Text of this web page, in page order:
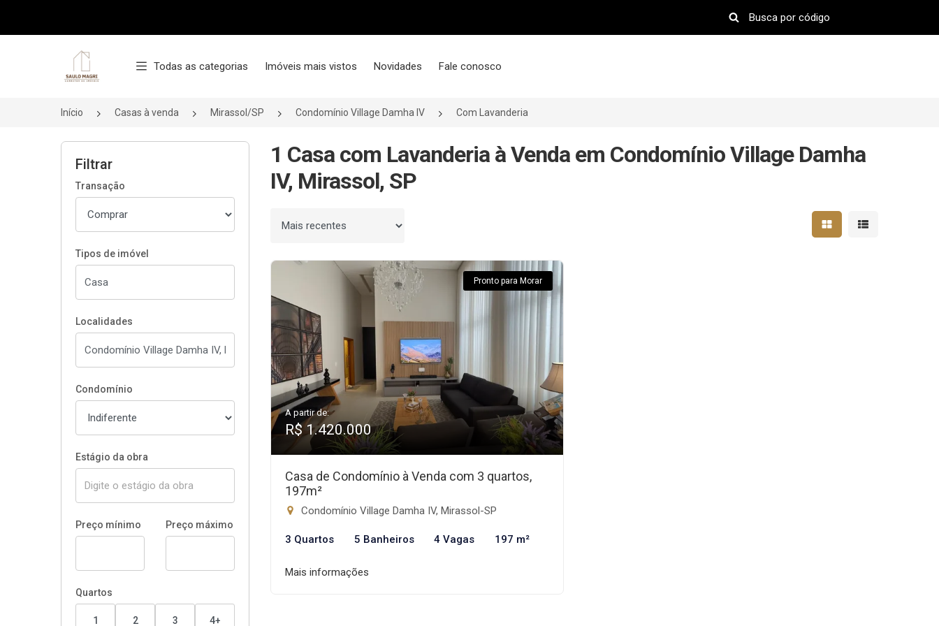
Página inicial
Todas as categorias Imóveis mais vistos Novidades Fale conosco
Início Casas à venda Mirassol/SP Condomínio Village Damha IV Com Lavanderia
Filtrar
Transação
Tipos de imóvel
Localidades
Condomínio
Estágio da obra
Preço mínimo Preço máximo
Quartos
1 2 3 4+
1 Casa com Lavanderia à Venda em Condomínio Village Damha
IV, Mirassol, SP
Ordenar por Mostrar resultados em
Mostrar
Pronto para Morar
A partir de:
R$ 1.420.000
Casa de Condomínio à Venda com 3 quartos,
197m²
Condomínio Village Damha IV, Mirassol-SP
3 Quartos 5 Banheiros 4 Vagas 197 m²
Mais informações